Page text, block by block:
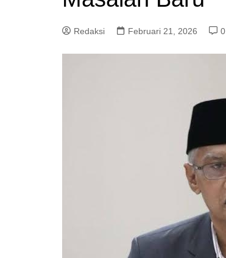
Redaksi Februari 21, 2026 0